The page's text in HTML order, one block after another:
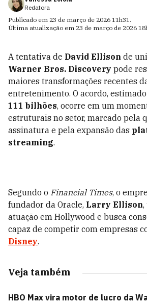
Redatora
Publicado em 23 de março de 2026 11h31.
Última atualização em 23 de março de 2026
A tentativa de David Ellison de
Warner Bros. Discovery pode
maiores transformações recentes
entretenimento. O acordo,
111 bilhões, ocorre em um
estruturais no setor, marcado pela
assinatura e pela expansão das
streaming.
Segundo o Financial Times, o
fundador da Oracle, Larry Ellison,
atuação em Hollywood e busca
capaz de competir com empresas
Disney.
Veja também
HBO Max vira motor de lucro da